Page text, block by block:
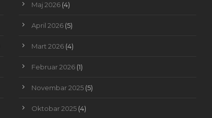
Maj 2026(4)
April 2026(5)
Mart 2026(4)
Februar 2026(1)
Novembar 2025(5)
Oktobar 2025(4)